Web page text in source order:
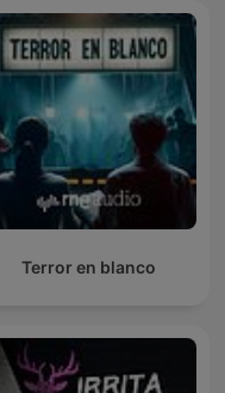
Terror en blanco